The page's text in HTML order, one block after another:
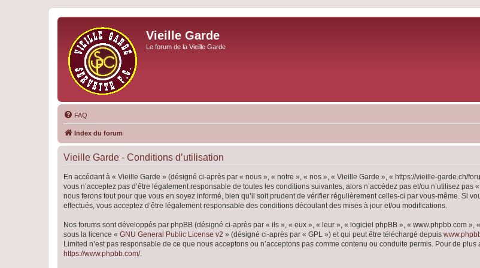
Vieille Garde
Le forum de la Vieille Garde
FAQ
Index du forum
Vieille Garde - Conditions d’utilisation
En accédant à « Vieille Garde » (désigné ci-après par « nous », « notre », « nos », « Vieille Garde », « https://vieille-garde.ch/
vous n’acceptez pas d’être légalement responsable de toutes les conditions suivantes, alors n’accédez pas et/ou n’utilisez
nous ferons tout pour que vous en soyez informé, bien qu’il soit prudent de vérifier régulièrement celles-ci par vous-même. Si
effectués, vous acceptez d’être légalement responsable des conditions découlant des mises à jour et/ou modifications.
Nos forums sont développés par phpBB (désigné ci-après par « ils », « eux », « leur », « logiciel phpBB », « www.phpbb.com
sous la licence « GNU General Public License v2 » (désigné ci-après par « GPL ») et qui peut être téléchargé depuis
Limited n’est pas responsable de ce que nous acceptons ou n’acceptons pas comme contenu ou conduite permis. Pour de
https://www.phpbb.com/.